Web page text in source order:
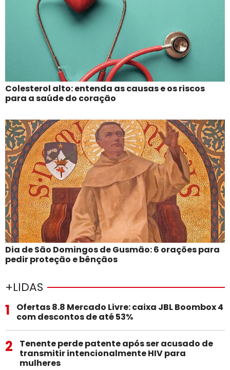
Colesterol alto: entenda as causas e os riscos
para a saúde do coração
Dia de São Domingos de Gusmão: 6 orações para
pedir proteção e bênçãos
+LIDAS
1
Ofertas 8.8 Mercado Livre: caixa JBL Boombox 4
com descontos de até 53%
2
Tenente perde patente após ser acusado de
transmitir intencionalmente HIV para
mulheres